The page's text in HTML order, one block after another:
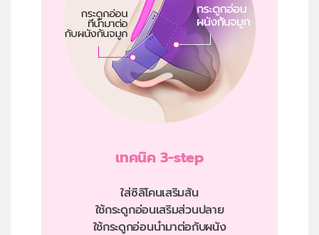
เทคนิค 3-step
ใส่ซิลิโคนเสริมสัน
ใช้กระดูกอ่อนเสริมส่วนปลาย
ใช้กระดูกอ่อนนำมาต่อกับผนัง